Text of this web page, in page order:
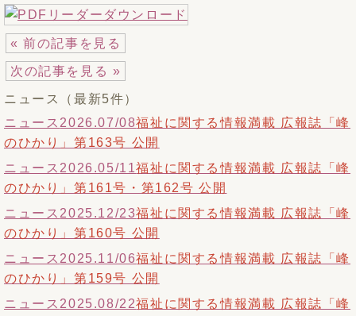
« 前の記事を見る
次の記事を見る »
ニュース（最新5件）
ニュース 2026.07/08福祉に関する情報満載 広報誌「峰
のひかり」第163号 公開
ニュース 2026.05/11福祉に関する情報満載 広報誌「峰
のひかり」第161号・第162号 公開
ニュース 2025.12/23福祉に関する情報満載 広報誌「峰
のひかり」第160号 公開
ニュース 2025.11/06福祉に関する情報満載 広報誌「峰
のひかり」第159号 公開
ニュース 2025.08/22福祉に関する情報満載 広報誌「峰